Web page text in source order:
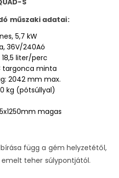
műszaki adatai:
5,7 kW
36V/240Aó
liter/perc
targonca minta
2042 mm max.
kg (pótsúllyal)
magas
függ a gém helyzetétől,
teher súlypontjától.